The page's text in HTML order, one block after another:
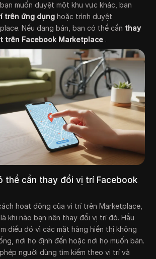
muốn duyệt một khu vực khác, bạn
trên ứng dụng hoặc trình duyệt
Nếu đang bán, bạn có thể cần thay
trên Facebook Marketplace .
thể cần thay đổi vị trí Facebook
hoạt động của vị trí trên Marketplace,
khi nào bạn nên thay đổi vị trí đó. Hầu
điều đó vì các mặt hàng hiển thị không
nơi họ định đến hoặc nơi họ muốn bán.
người dùng tìm kiếm theo vị trí và